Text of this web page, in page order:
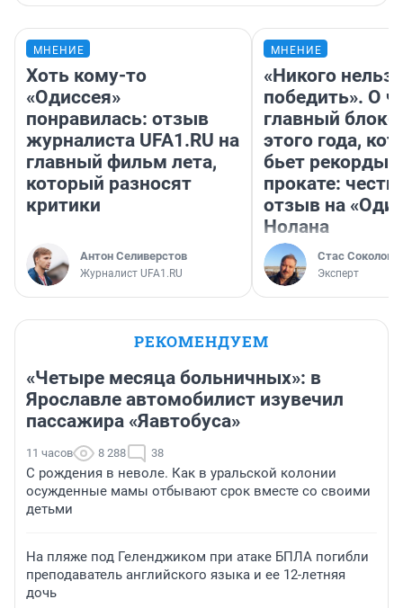
МНЕНИЕ
Хоть кому-то
«Одиссея»
понравилась: отзыв
журналиста UFA1.RU на
главный фильм лета,
который разносят
критики
Антон Селиверстов
Журналист UFA1.RU
МНЕНИЕ
«Никого нельзя
победить». О
главный
этого года,
бьет рекорды в
прокате:
отзыв на
Нолана
Стас Соколов
Эксперт
РЕКОМЕНДУЕМ
«Четыре месяца больничных»: в
Ярославле автомобилист изувечил
пассажира «Яавтобуса»
11 часов 8 288 38
С рождения в неволе. Как в уральской колонии
осужденные мамы отбывают срок вместе со своими
детьми
На пляже под Геленджиком при атаке БПЛА погибли
преподаватель английского языка и ее 12-летняя
дочь